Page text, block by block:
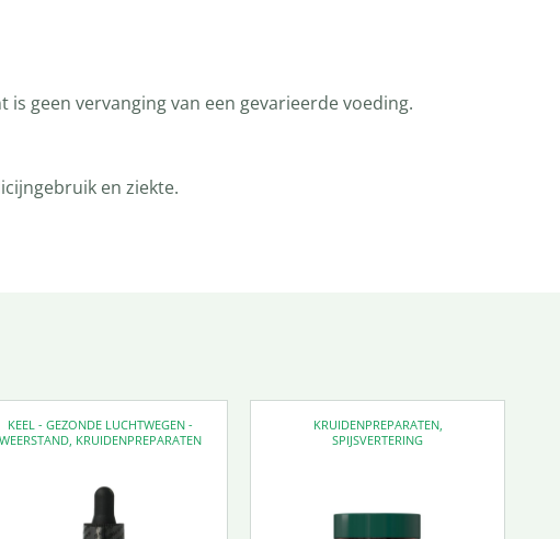
geen vervanging van een gevarieerde voeding.
en ziekte.
KEEL - GEZONDE LUCHTWEGEN -
WEERSTAND, KRUIDENPREPARATEN
KRUIDENPREPARATEN,
SPIJSVERTERING